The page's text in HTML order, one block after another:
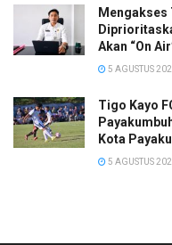
Akan “On
5 AGUSTUS
Tigo Kayo
Kota
5 AGUSTUS